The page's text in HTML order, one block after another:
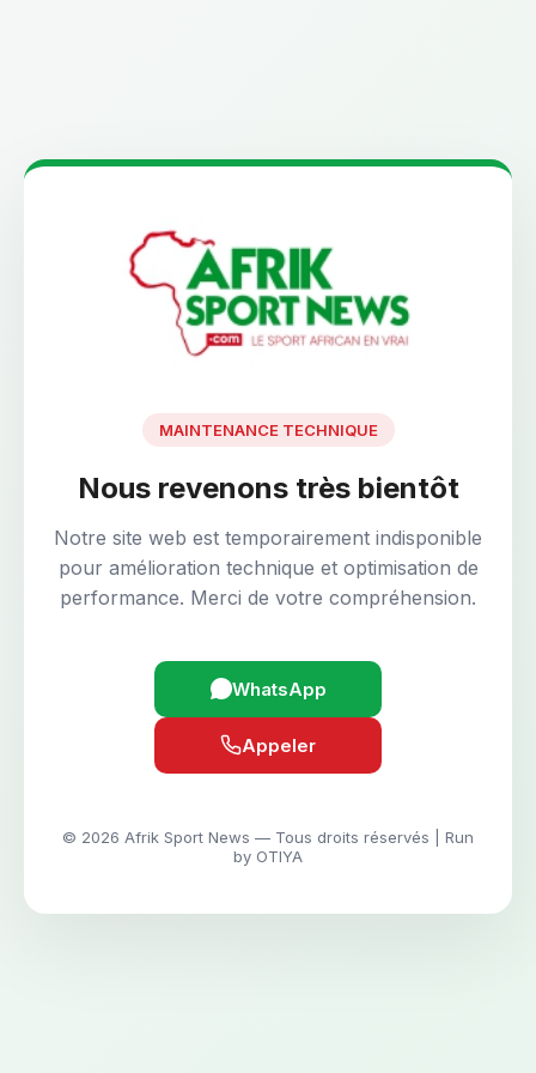
MAINTENANCE TECHNIQUE
Nous revenons très bientôt
Notre site web est temporairement indisponible
pour amélioration technique et optimisation de
performance. Merci de votre compréhension.
WhatsApp
Appeler
© 2026 Afrik Sport News — Tous droits réservés | Run
by OTIYA